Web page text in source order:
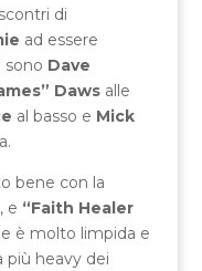
di
ad essere
sono Dave
Dawsalle
al basso e Mick
bene con la
e “Faith Healer
è molto limpida e
più heavy dei